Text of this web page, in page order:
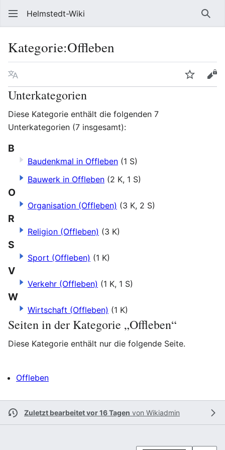
Helmstedt-Wiki
Kategorie:Offleben
Sprache
Unterkategorien
Diese Kategorie enthält die folgenden 7
Unterkategorien (7 insgesamt):
B
Baudenkmal in Offleben (1 S)
Bauwerk in Offleben (2 K, 1 S)
O
Organisation (Offleben) (3 K, 2 S)
R
Religion (Offleben) (3 K)
S
Sport (Offleben) (1 K)
V
Verkehr (Offleben) (1 K, 1 S)
W
Wirtschaft (Offleben) (1 K)
Seiten in der Kategorie „Offleben“
Diese Kategorie enthält nur die folgende Seite.
Offleben
Zuletzt bearbeitet vor 16 Tagen von Wikiadmin